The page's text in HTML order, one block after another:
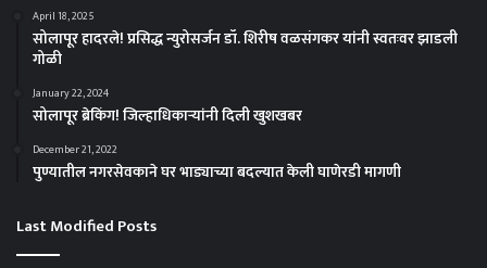
April 18, 2025
सोलापूर हादरले! प्रसिद्ध न्युरोसर्जन डॉ. शिरीष वळसंगकर यांनी स्वतःवर झाडली
गोळी
January 22, 2024
सोलापूर ब्रेकिंग! जिल्हाधिकाऱ्यांनी दिली खुशखबर
December 21, 2022
पुण्यातील नगरसेवकाने घर भाड्याच्या बदल्यात केली घाणेरडी मागणी
Last Modified Posts